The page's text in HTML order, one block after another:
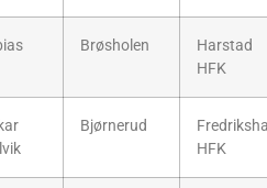
Brøsholen
Harstad
HFK
Bjørnerud
HFK